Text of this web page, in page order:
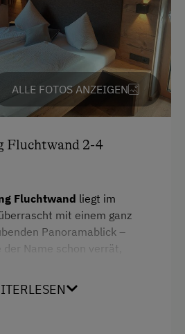
eine Berglandschaft
ALLE FOTOS ANZEIGEN
Fluchtwand 2-4
Fluchtwand liegt im
mit einem ganz
Panoramablick –
Name schon verrät,